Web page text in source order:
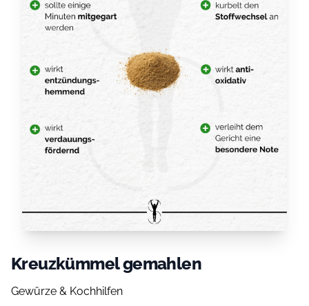
Kreuzkümmel gemahlen
Gewürze & Kochhilfen